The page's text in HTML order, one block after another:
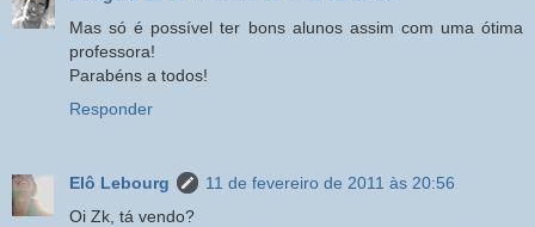
Mas só é possível ter bons alunos assim com uma ótima
professora!
Parabéns a todos!
Responder
Elô Lebourg
11 de fevereiro de 2011 às 20:56
Oi Zk, tá vendo?